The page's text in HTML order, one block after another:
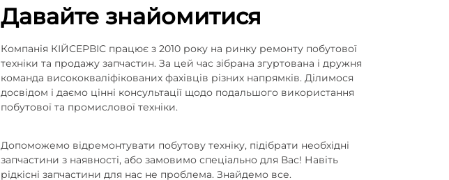
Давайте знайомитися
Компанія КІЙСЕРВІС працює з 2010 року на ринку ремонту побутової
техніки та продажу запчастин. За цей час зібрана згуртована і дружня
команда висококваліфікованих фахівців різних напрямків. Ділимося
досвідом і даємо цінні консультації щодо подальшого використання
побутової та промислової техніки.
Допоможемо відремонтувати побутову техніку, підібрати необхідні
запчастини з наявності, або замовимо спеціально для Вас! Навіть
рідкісні запчастини для нас не проблема. Знайдемо все.